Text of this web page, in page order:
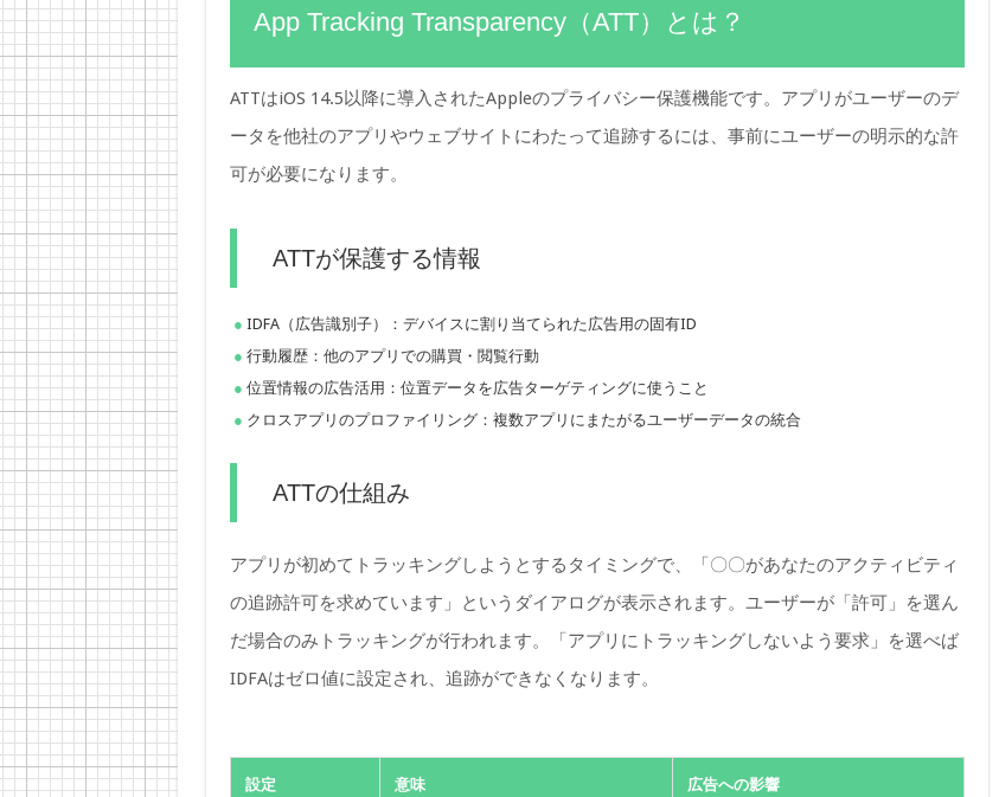
App Tracking Transparency（ATT）とは？
ATTはiOS 14.5以降に導入されたAppleのプライバシー保護機能です。アプリがユーザーのデ
ータを他社のアプリやウェブサイトにわたって追跡するには、事前にユーザーの明示的な許
可が必要になります。
ATTが保護する情報
IDFA（広告識別子）：デバイスに割り当てられた広告用の固有ID
行動履歴：他のアプリでの購買・閲覧行動
位置情報の広告活用：位置データを広告ターゲティングに使うこと
クロスアプリのプロファイリング：複数アプリにまたがるユーザーデータの統合
ATTの仕組み
アプリが初めてトラッキングしようとするタイミングで、「〇〇があなたのアクティビティ
の追跡許可を求めています」というダイアログが表示されます。ユーザーが「許可」を選ん
だ場合のみトラッキングが行われます。「アプリにトラッキングしないよう要求」を選べば
IDFAはゼロ値に設定され、追跡ができなくなります。
設定 意味 広告への影響